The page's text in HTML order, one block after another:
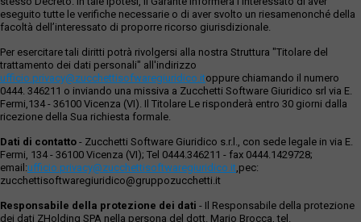
eseguito tutte le verifiche necessarie o di aver svolto un riesamenonché della
facoltà dell’interessato di proporre ricorso giurisdizionale.
Per esercitare tali diritti potrà rivolgersi alla nostra Struttura "Titolare del
trattamento dei dati personali" all'indirizzo
ufficio.privacy@zucchettisofwaregiuridico.itoppure chiamando il numero
0444. 346211 o inviando una missiva a Zucchetti Software Giuridico srl via E.
Fermi,134 - 36100 Vicenza (VI). Il Titolare Le risponderà entro 30 giorni dalla
ricezione della Sua richiesta formale.
Dati di contatto - Zucchetti Software Giuridico s.r.l., con sede legale in via E.
Fermi, 134 - 36100 Vicenza (VI); Tel 0444.346211 - fax 0444.1429728;
email:ufficio.privacy@zucchettisoftwaregiuridico.it,pec:
zucchettisoftwaregiuridico@gruppozucchetti.it
Responsabile della protezione dei dati - Il Responsabile della protezione
dei dati ZHolding SPA nella persona del dott. Mario Brocca, tel.